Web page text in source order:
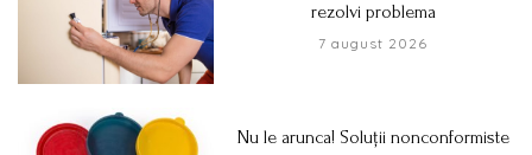
rezolvi problema
7 august 2026
Nu le arunca! Soluții nonconformiste